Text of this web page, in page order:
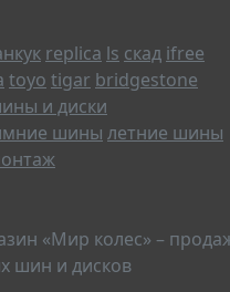
replica ls скад ifree
toyo tigar bridgestone
и диски
шины летние шины
«Мир колес» –
шин и дисков